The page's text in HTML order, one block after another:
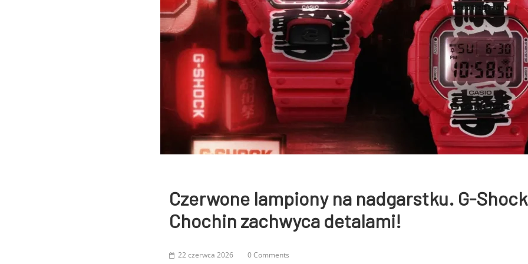
Czerwone lampiony na nadgarstku. G-
Chochin zachwyca detalami!
22 czerwca 2026 0 Comments